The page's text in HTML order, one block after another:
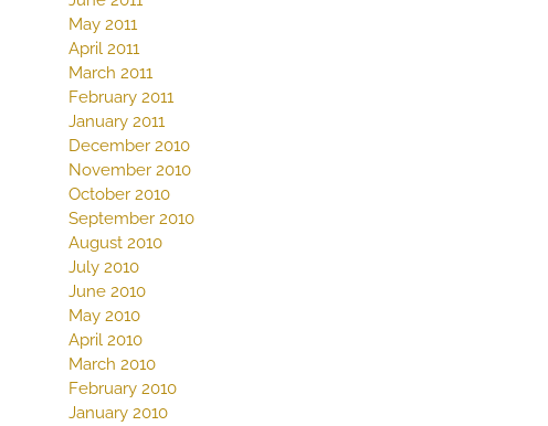
May 2011
April 2011
March 2011
February 2011
January 2011
December 2010
November 2010
October 2010
September 2010
August 2010
July 2010
June 2010
May 2010
April 2010
March 2010
February 2010
January 2010